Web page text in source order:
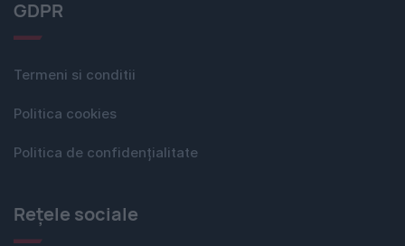
GDPR
Termeni si conditii
Politica cookies
Politica de confidențialitate
Rețele sociale